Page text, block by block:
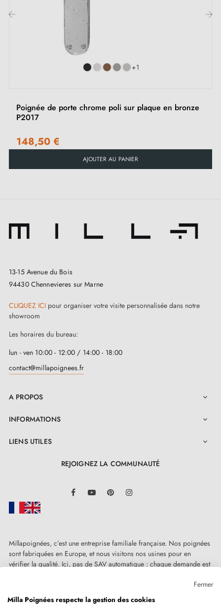
pour la Belgique, la Suisse et l'UE
Vis M4 pour une fixation robuste
Vis et clé Allen de 3 mm pour l'assemblage
Jeu de vis à bois (sur demande spéciale)
Instruction de montage en Français
+1
Poignée de porte chrome poli sur plaque en bronze
P2017
148,50 €
AJOUTER AU PANIER
13-15 Avenue du Bois
94430 Chennevieres sur Marne
CLIQUEZ ICI pour organiser votre visite personnalisée dans notre
showroom
Les horaires du bureau:
lun - ven 10:00 - 12:00 / 14:00 - 18:00
contact@millapoignees.fr
A PROPOS 
INFORMATIONS 
LIENS UTILES 
REJOIGNEZ LA COMMUNAUTÉ
FacebookYouTube Pinterest
Millapoignées, c’est une entreprise familiale française. Nos poignées
sont fabriquées en Europe, et nous visitons nos usines pour en
vérifier la qualité. Ici, pas de SAV automatique : chaque demande est
Fermer
Milla Poignées respecte la gestion des cookies